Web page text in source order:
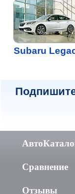
Subaru
Сравнение
Отзывы